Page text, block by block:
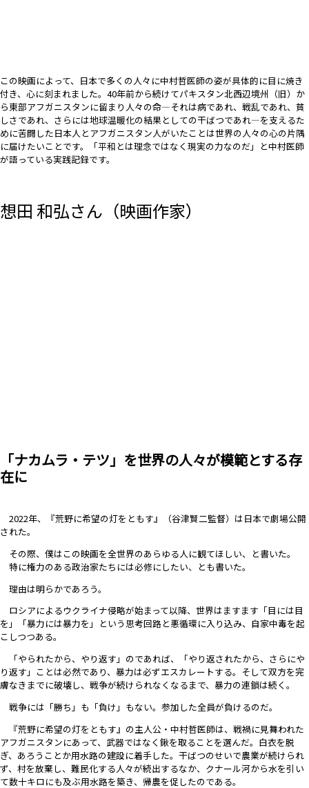
この映画によって、日本で多くの人々に中村哲医師の姿が具体的に目に焼き
付き、心に刻まれました。40年前から続けてパキスタン北西辺境州（旧）か
ら東部アフガニスタンに留まり人々の命―それは病であれ、戦乱であれ、貧
しさであれ、さらには地球温暖化の結果としての干ばつであれ―を支えるた
めに苦闘した日本人とアフガニスタン人がいたことは世界の人々の心の片隅
に届けたいことです。「平和とは理念ではなく現実の力なのだ」と中村医師
が語っている実践記録です。
想田 和弘さん（映画作家）
「ナカムラ・テツ」を世界の人々が模範とする存
在に
2022年、『荒野に希望の灯をともす』（谷津賢二監督）は日本で劇場公開
された。
その際、僕はこの映画を全世界のあらゆる人に観てほしい、と書いた。
特に権力のある政治家たちには必修にしたい、とも書いた。
理由は明らかであろう。
ロシアによるウクライナ侵略が始まって以降、世界はますます「目には目
を」「暴力には暴力を」という思考回路と悪循環に入り込み、自家中毒を起
こしつつある。
「やられたから、やり返す」のであれば、「やり返されたから、さらにや
り返す」ことは必然であり、暴力は必ずエスカレートする。そして双方を完
膚なきまでに破壊し、戦争が続けられなくなるまで、暴力の連鎖は続く。
戦争には「勝ち」も「負け」もない。参加した全員が負けるのだ。
『荒野に希望の灯をともす』の主人公・中村哲医師は、戦禍に見舞われた
アフガニスタンにあって、武器ではなく鍬を取ることを選んだ。白衣を脱
ぎ、あろうことか用水路の建設に着手した。干ばつのせいで農業が続けられ
ず、村を放棄し、難民化する人々が続出するなか、クナール河から水を引い
て数十キロにも及ぶ用水路を築き、帰農を促したのである。